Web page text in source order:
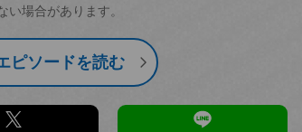
場合があります。
ピソードを読む